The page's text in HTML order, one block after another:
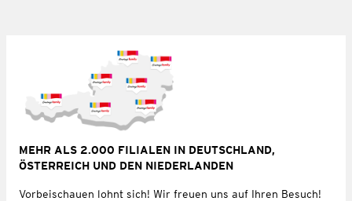
MEHR ALS 2.000 FILIALEN IN DEUTSCHLAND,
ÖSTERREICH UND DEN NIEDERLANDEN
Vorbeischauen lohnt sich! Wir freuen uns auf Ihren Besuch!